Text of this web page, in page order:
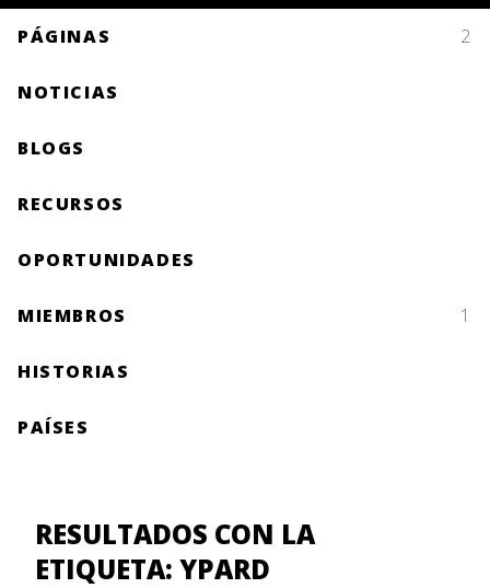
PÁGINAS 2
NOTICIAS
BLOGS
RECURSOS
OPORTUNIDADES
MIEMBROS 1
HISTORIAS
PAÍSES
RESULTADOS CON LA
ETIQUETA: YPARD